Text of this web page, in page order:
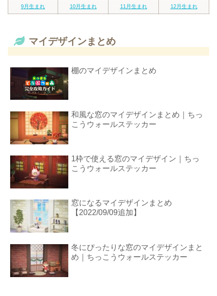
9月生まれ 10月生まれ 11月生まれ 12月生まれ
マイデザインまとめ
棚のマイデザインまとめ
和風な窓のマイデザインまとめ｜ちっ
こうウォールステッカー
1枠で使える窓のマイデザイン｜ちっ
こうウォールステッカー
窓になるマイデザインまとめ
【2022/09/09追加】
冬にぴったりな窓のマイデザインまと
め｜ちっこうウォールステッカー